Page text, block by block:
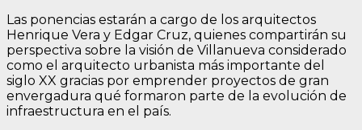
Las ponencias estarán a cargo de los arquitectos
Henrique Vera y Edgar Cruz, quienes compartirán su
perspectiva sobre la visión de Villanueva considerado
como el arquitecto urbanista más importante del
siglo XX gracias por emprender proyectos de gran
envergadura qué formaron parte de la evolución de
infraestructura en el país.